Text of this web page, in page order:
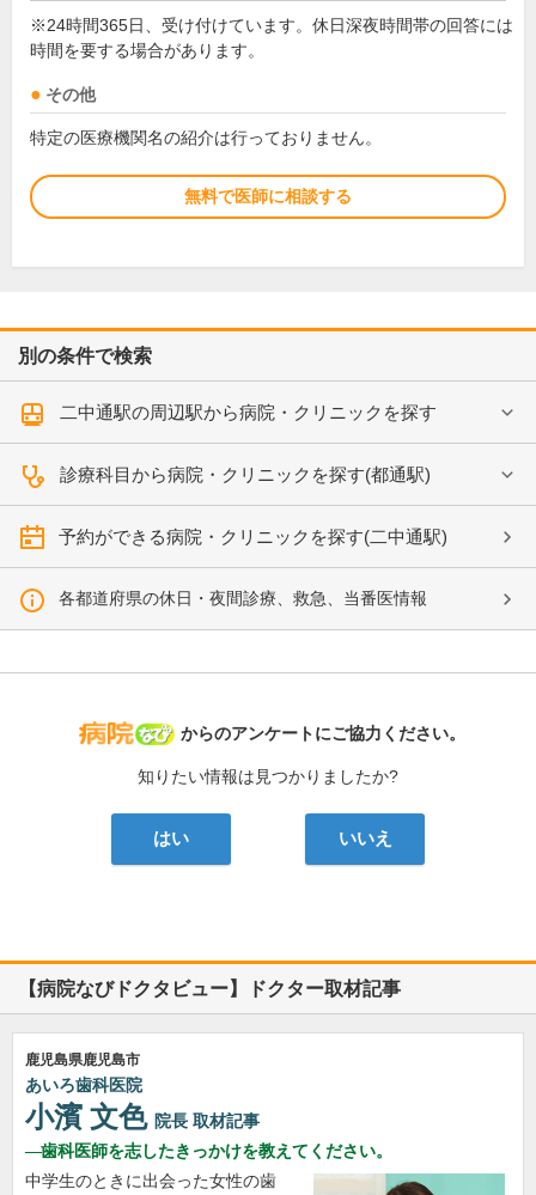
※24時間365日、受け付けています。休日深夜時間帯の回答には
時間を要する場合があります。
その他
特定の医療機関名の紹介は行っておりません。
無料で医師に相談する
別の条件で検索
二中通駅の周辺駅から病院・クリニックを探す
診療科目から病院・クリニックを探す(都通駅)
予約ができる病院・クリニックを探す(二中通駅)
各都道府県の休日・夜間診療、救急、当番医情報
病院なび
からのアンケートにご協力ください。
知りたい情報は見つかりましたか?
はい いいえ
【病院なびドクタビュー】ドクター取材記事
鹿児島県鹿児島市
あいろ歯科医院
小濱 文色 院長 取材記事
歯科医師を志したきっかけを教えてください。
中学生のときに出会った女性の歯